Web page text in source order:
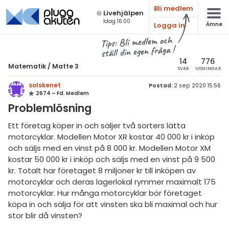
Live­hjälpen
Idag 16:00
Bli medlem
Logga in
Ämne
Tips: Bli medlem och
ställ din egen fråga !
Matematik / Matte 3 14
SVAR
776
VISNINGAR
solskenet
2674 – Fd. Medlem
Postad: 2 sep 2020 15:56
Problemlösning
Ett företag köper in och säljer två sorters lätta
motorcyklar. Modellen Motor XR kostar 40 000 kr i inköp
och säljs med en vinst på 8 000 kr. Modellen Motor XM
kostar 50 000 kr i inköp och säljs med en vinst på 9 500
kr. Totalt har företaget 8 miljoner kr till inköpen av
motorcyklar och deras lagerlokal rymmer maximalt 175
motorcyklar. Hur många motorcyklar bör företaget
köpa in och sälja för att vinsten ska bli maximal och hur
stor blir då vinsten?
Alla ämnen
Alla trådar
7
9
1
2
3
Matematik
Matte 3
Algebraiska uttryck
Derivata
Naturliga logaritmer
Integraler
Trigonometri
4
& Bygg
språk